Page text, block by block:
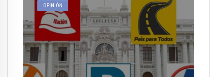
OPINIÓN